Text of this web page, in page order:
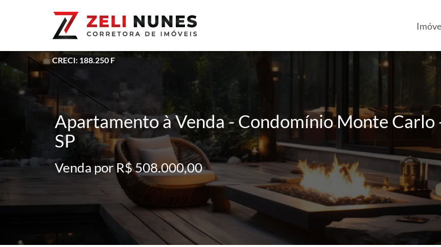
CRECI: 188.250 F
Apartamento à Venda - Condomínio Monte Carlo
SP
Venda por R$ 508.000,00